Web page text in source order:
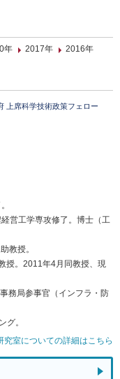
年 2017年 2016年
上席科学技術政策フェロー
営工学専攻修了。博士（工
教授。
授。2011年4月同教授、現
務局参事官（インフラ・防
グ。
室についての詳細はこちら